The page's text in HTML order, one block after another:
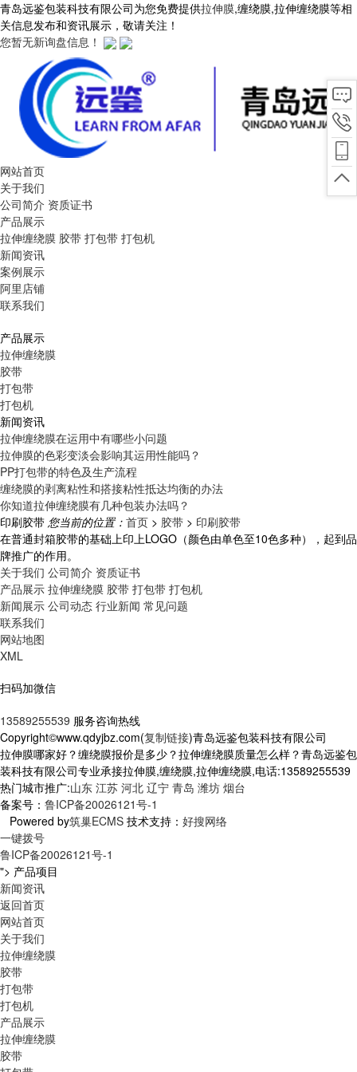
青岛远鉴包装科技有限公司为您免费提供拉伸膜,缠绕膜,拉伸缠绕膜等相
关信息发布和资讯展示，敬请关注！
您暂无新询盘信息！
网站首页
关于我们
公司简介 资质证书
产品展示
拉伸缠绕膜 胶带 打包带 打包机
新闻资讯
案例展示
阿里店铺
联系我们
产品展示
拉伸缠绕膜
胶带
打包带
打包机
新闻资讯
拉伸缠绕膜在运用中有哪些小问题
拉伸膜的色彩变淡会影响其运用性能吗？
PP打包带的特色及生产流程
缠绕膜的剥离粘性和搭接粘性抵达均衡的办法
你知道拉伸缠绕膜有几种包装办法吗？
印刷胶带 您当前的位置： 首页 > 胶带 > 印刷胶带
在普通封箱胶带的基础上印上LOGO（颜色由单色至10色多种），起到品
牌推广的作用。
关于我们 公司简介 资质证书
产品展示 拉伸缠绕膜 胶带 打包带 打包机
新闻展示 公司动态 行业新闻 常见问题
联系我们
网站地图
XML
扫码加微信
13589255539 服务咨询热线
Copyright©www.qdyjbz.com(复制链接)青岛远鉴包装科技有限公司
拉伸膜哪家好？缠绕膜报价是多少？拉伸缠绕膜质量怎么样？青岛远鉴包
装科技有限公司专业承接拉伸膜,缠绕膜,拉伸缠绕膜,电话:13589255539
热门城市推广:山东 江苏 河北 辽宁 青岛 潍坊 烟台
备案号： 鲁ICP备20026121号-1
Powered by筑巢ECMS 技术支持： 好搜网络
一键拨号
鲁ICP备20026121号-1
"> 产品项目
新闻资讯
返回首页
网站首页
关于我们
拉伸缠绕膜
胶带
打包带
打包机
产品展示
拉伸缠绕膜
胶带